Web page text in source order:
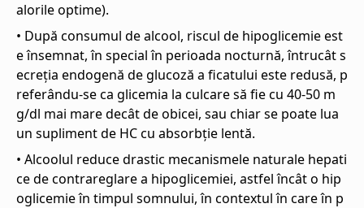
alorile optime).
• După consumul de alcool, riscul de hipoglicemie est
e însemnat, în special în perioada nocturnă, întrucât s
ecreția endogenă de glucoză a ficatului este redusă, p
referându-se ca glicemia la culcare să fie cu 40-50 m
g/dl mai mare decât de obicei, sau chiar se poate lua
un supliment de HC cu absorbție lentă.
• Alcoolul reduce drastic mecanismele naturale hepati
ce de contrareglare a hipoglicemiei, astfel încât o hip
oglicemie în timpul somnului, în contextul în care în p